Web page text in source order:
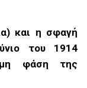
και η σφαγή
του 1914
φάση της